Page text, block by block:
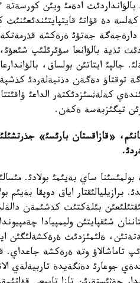
ادةمئ ويئن كورسةتة
40 جاسقا كةلسة دة قؤاتئ
تذية بالؤانعا سؤئرئلئپ
جالپئ ايتاتئن بولساق،
توقتاؤ دةگةن دذنيةلةردئ
كةلةثسئزدئكتةر الداعئ
تيگئزبةسة ةكةن.
«قازاقستان بارئسئ»
.
ساي بةيئمئ بولادئ.
برازيليالئقتار اياق دوپقا
بئلةكتئث كذشئمةن
شئقپايتئن وليمپيادا
ةلئمئزدئث ةرةكشةلئگئن
تاماشالاؤ وتة ةرةكشة
جوعارئ دةثگةيدة تاربيةلةي